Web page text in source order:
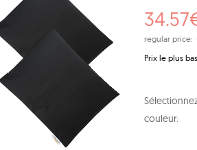
regular price:
Prix ​​le plus
couleur: